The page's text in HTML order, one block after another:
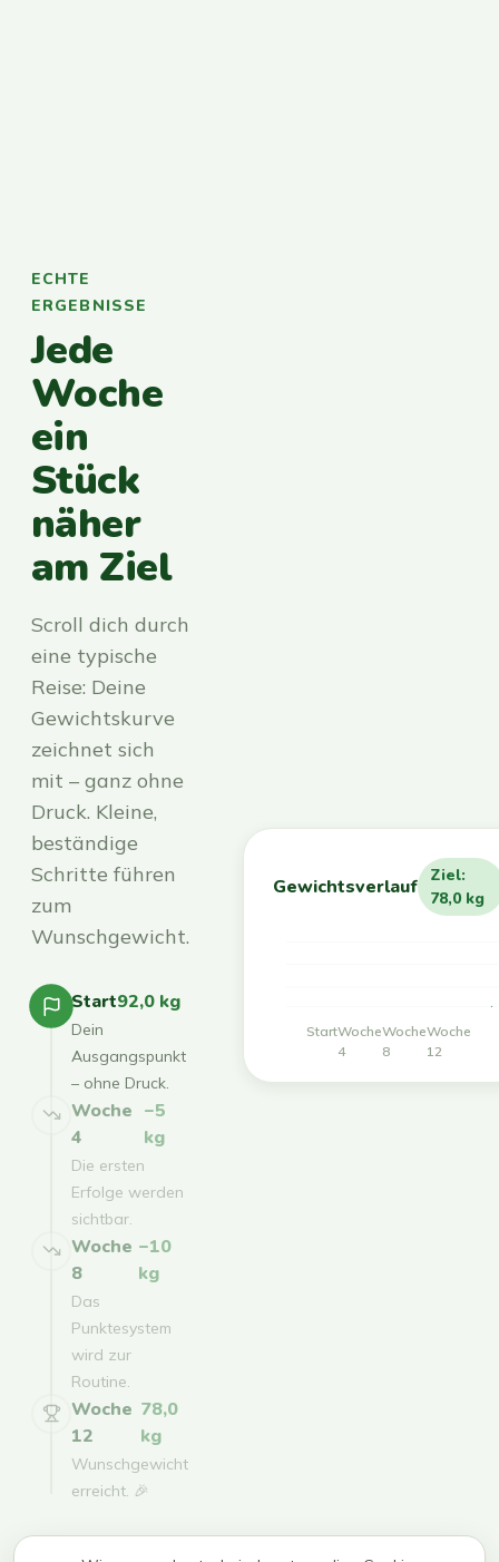
ECHTE
ERGEBNISSE
Jede
Woche
ein
Stück
näher
am Ziel
Scroll dich durch
eine typische
Reise: Deine
Gewichtskurve
zeichnet sich
mit – ganz ohne
Druck. Kleine,
beständige
Schritte führen
zum
Wunschgewicht.
Start92,0 kg
Dein
Ausgangspunkt
– ohne Druck.
Woche
4
−5
kg
Die ersten
Erfolge werden
sichtbar.
Woche
8
−10
kg
Das
Punktesystem
wird zur
Routine.
Woche
12
78,0
kg
Wunschgewicht
erreicht. 🎉
Gewichtsverlauf
Ziel:
78,0 kg
StartWoche
4
Woche
8
Woche
12